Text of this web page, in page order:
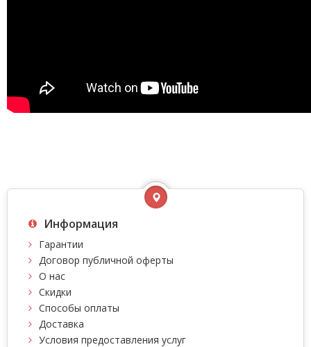
Информация
Гарантии
Договор публичной оферты
О нас
Скидки
Способы оплаты
Доставка
Условия предоставления услуг